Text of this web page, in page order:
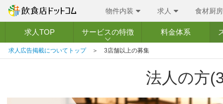
物件内装 求人 食材厨房
求人TOP サービスの特徴 料金体系
求人広告掲載についてトップ＞ 3店舗以上の募集
法人の方